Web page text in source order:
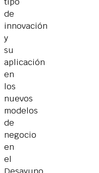
de
innovación
y
su
aplicación
en
los
nuevos
modelos
de
negocio
en
el